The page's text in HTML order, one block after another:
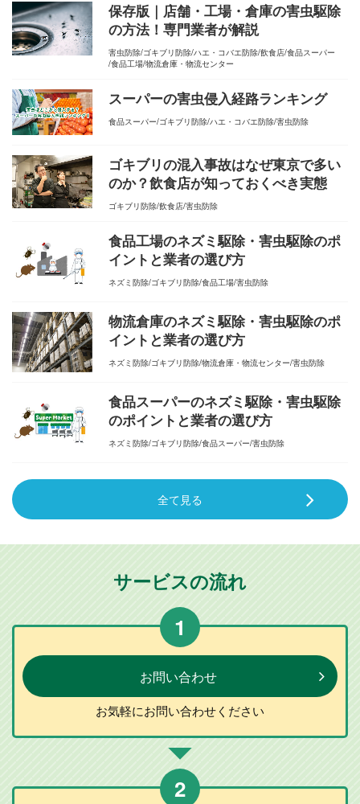
保存版｜店舗・工場・倉庫の害虫駆除
の方法！専門業者が解説
害虫防除 ゴキブリ防除 ハエ・コバエ防除 飲食店 食品スーパー
食品工場 物流倉庫・物流センター
スーパーの害虫侵入経路ランキング
食品スーパー ゴキブリ防除 ハエ・コバエ防除 害虫防除
ゴキブリの混入事故はなぜ東京で多い
のか？飲食店が知っておくべき実態
ゴキブリ防除 飲食店 害虫防除
食品工場のネズミ駆除・害虫駆除のポ
イントと業者の選び方
ネズミ防除 ゴキブリ防除 食品工場 害虫防除
物流倉庫のネズミ駆除・害虫駆除のポ
イントと業者の選び方
ネズミ防除 ゴキブリ防除 物流倉庫・物流センター 害虫防除
食品スーパーのネズミ駆除・害虫駆除
のポイントと業者の選び方
ネズミ防除 ゴキブリ防除 食品スーパー 害虫防除
全て見る
サービスの流れ
1
お問い合わせ
お気軽にお問い合わせください
2